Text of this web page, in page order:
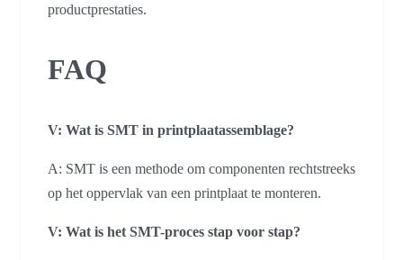
productprestaties.
FAQ
V: Wat is SMT in printplaatassemblage?
A: SMT is een methode om componenten rechtstreeks
op het oppervlak van een printplaat te monteren.
V: Wat is het SMT-proces stap voor stap?